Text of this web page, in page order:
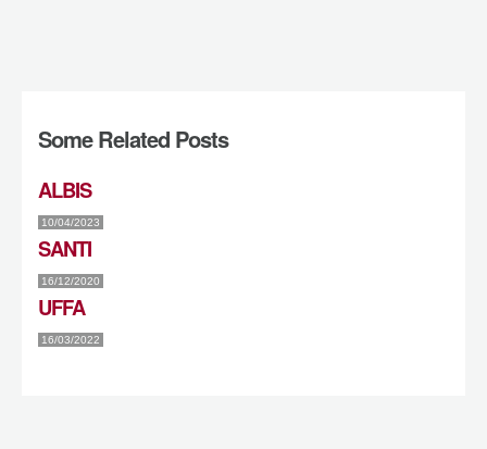
Some Related Posts
ALBIS
10/04/2023
SANTI
16/12/2020
UFFA
16/03/2022